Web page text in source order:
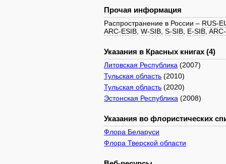
Прочая информация
Распространение в России – RUS-
ARC-ESIB W-SIB S-SIB E-SIB
Указания в Красных книгах (4)
Литовская Республика (2007)
Тульская область (2010)
Тульская область (2020)
Эстонская Республика (2008)
Указания во флористических
Флора Беларуси
Флора Тверской области